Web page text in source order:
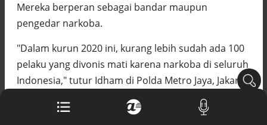
Mereka berperan sebagai bandar maupun
pengedar narkoba.
"Dalam kurun 2020 ini, kurang lebih sudah ada 100
pelaku yang divonis mati karena narkoba di seluruh
Indonesia," tutur Idham di Polda Metro Jaya, Jakarta
Mungkinkah duet Anies-Ahok terealisasi
di Pilpres 2029?
Pemprov Sultra klarifikasi isu PT GKP,
imbau masyarakat hormati proses
hukum